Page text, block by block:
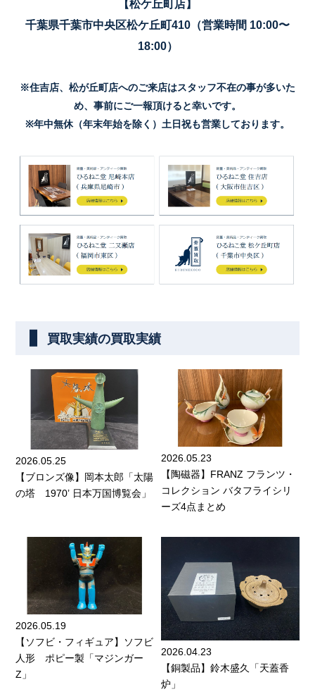
【松ケ丘町店】
千葉県千葉市中央区松ケ丘町410（営業時間 10:00〜
18:00）
※住吉店、松が丘町店へのご来店はスタッフ不在の事が多いた
め、事前にご一報頂けると幸いです。
※年中無休（年末年始を除く）土日祝も営業しております。
買取実績の買取実績
2026.05.25
【ブロンズ像】岡本太郎「太陽
の塔 1970’ 日本万国博覧会」
2026.05.23
【陶磁器】FRANZ フランツ・
コレクション バタフライシリ
ーズ4点まとめ
2026.05.19
【ソフビ・フィギュア】ソフビ
人形 ポピー製「マジンガー
Z」
2026.04.23
【銅製品】鈴木盛久「天蓋香
炉」